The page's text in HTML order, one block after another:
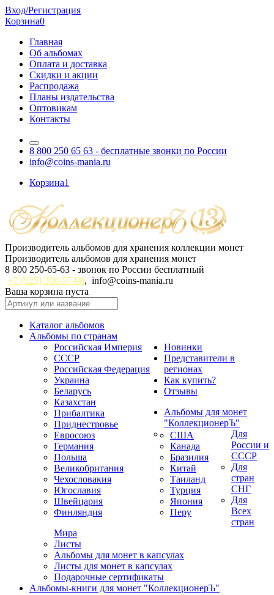
Вход/Регистрация
Корзина0
Главная
Об альбомах
Оплата и доставка
Скидки и акции
Распродажа
Планы издательства
Оптовикам
Контакты
8 800 250 65 63 - бесплатные звонки по России
info@coins-mania.ru
Корзина1
Производитель альбомов для хранения коллекции монет
Производитель альбомов для хранения монет
8 800 250-65-63 - звонок по России бесплатный
+7 (925) 300-57-00, info@coins-mania.ru
Ваша корзина пуста
Каталог альбомов
Альбомы по странам
Российская Империя
СССР
Российская Федерация
Украина
Беларусь
Казахстан
Прибалтика
Приднестровье
Евросоюз
Германия
Польша
Великобритания
Чехословакия
Югославия
Швейцария
Финляндия
США
Канада
Бразилия
Китай
Таиланд
Турция
Япония
Перу
Новинки
Представители в
регионах
Как купить?
Отзывы
Альбомы для монет
"КоллекционерЪ"
Для
России и
СССР
Для
стран
СНГ
Для
Всех
стран
Мира
Листы
Альбомы для монет в капсулах
Листы для монет в капсулах
Подарочные сертификаты
Альбомы-книги для монет "КоллекционерЪ"